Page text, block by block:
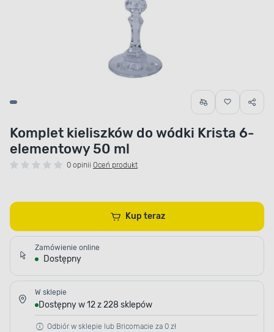
Komplet kieliszków do wódki Krista 6-
elementowy 50 ml
0 opinii Oceń produkt
Kup teraz
Zamówienie online
Dostępny
W sklepie
Dostępny w 12 z 228 sklepów
Odbiór w sklepie lub Bricomacie za 0 zł